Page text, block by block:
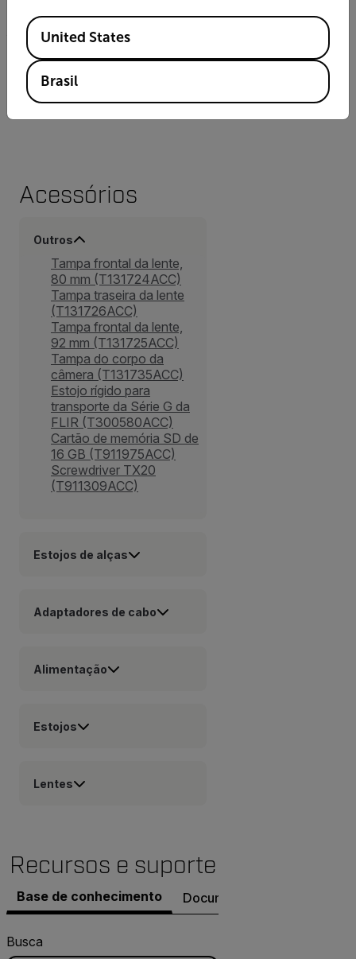
Faixa Espectral
10,3 µm a 10,7 µm
Acessórios
Outros
Tampa frontal da lente,
80 mm (T131724ACC)
Tampa traseira da lente
(T131726ACC)
Tampa frontal da lente,
92 mm (T131725ACC)
Tampa do corpo da
câmera (T131735ACC)
Estojo rígido para
transporte da Série G da
FLIR (T300580ACC)
Cartão de memória SD de
16 GB (T911975ACC)
Screwdriver TX20
(T911309ACC)
Estojos de alças
Adaptadores de cabo
Alimentação
Estojos
Lentes
Recursos e suporte
Base de conhecimento Documentos
Busca
Available Locations
United States
Brasil